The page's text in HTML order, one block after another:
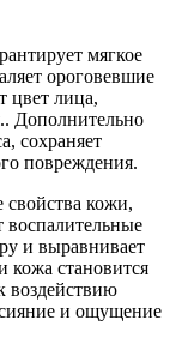
мягкое
ороговевшие
цвет лица,
Дополнительно
сохраняет
повреждения.
кожи,
воспалительные
и выравнивает
кожа становится
воздействию
и ощущение